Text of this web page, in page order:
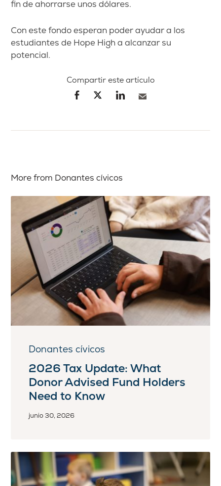
fin deahorrarse unos dólares.
Con este fondo esperan poder ayudar a los
estudiantes de Hope High a alcanzar su
potencial.
Compartir este artículo
More from Donantes cívicos
Donantes cívicos
2026 Tax Update: What
Donor Advised Fund Holders
Need to Know
junio 30, 2026